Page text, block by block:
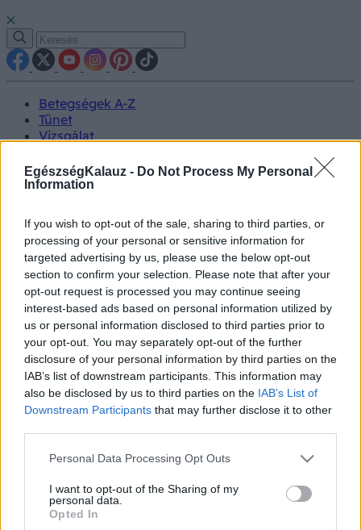
EgészségKalauz - Do Not Process My Personal
Information
If you wish to opt-out of the sale, sharing to third parties, or
processing of your personal or sensitive information for
targeted advertising by us, please use the below opt-out
section to confirm your selection. Please note that after your
opt-out request is processed you may continue seeing
interest-based ads based on personal information utilized by
us or personal information disclosed to third parties prior to
your opt-out. You may separately opt-out of the further
disclosure of your personal information by third parties on the
IAB’s list of downstream participants. This information may
also be disclosed by us to third parties on the IAB’s List of
Downstream Participants that may further disclose it to other
Please note that this website/app uses one or more Google
not limited to your visit or usage behaviour. You may click to
grant or deny consent to Google and its third-party tags to
use your data for below specified purposes in below Google
Personal Data Processing Opt Outs
I want to opt-out of the Sharing of my
personal data.
Opted In
Betegségek A-Z
Tünet
Vizsgálat
Életmódváltás
Kutatás
Hírek
Videók
Kisállatok egészsége
#allergia #influenza
#cukorbetegség
#orvosmeteorológia
#vérnyomás#stroke
#rákbetegség
#pajzsmirigy#reflux#ekcéma#herpesz
Regisztráció
Szájüreg
Szájüreg